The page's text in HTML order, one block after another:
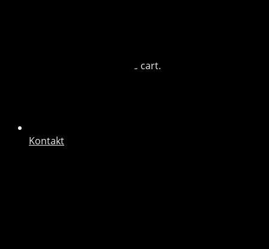
No products in the cart.
Kontakt